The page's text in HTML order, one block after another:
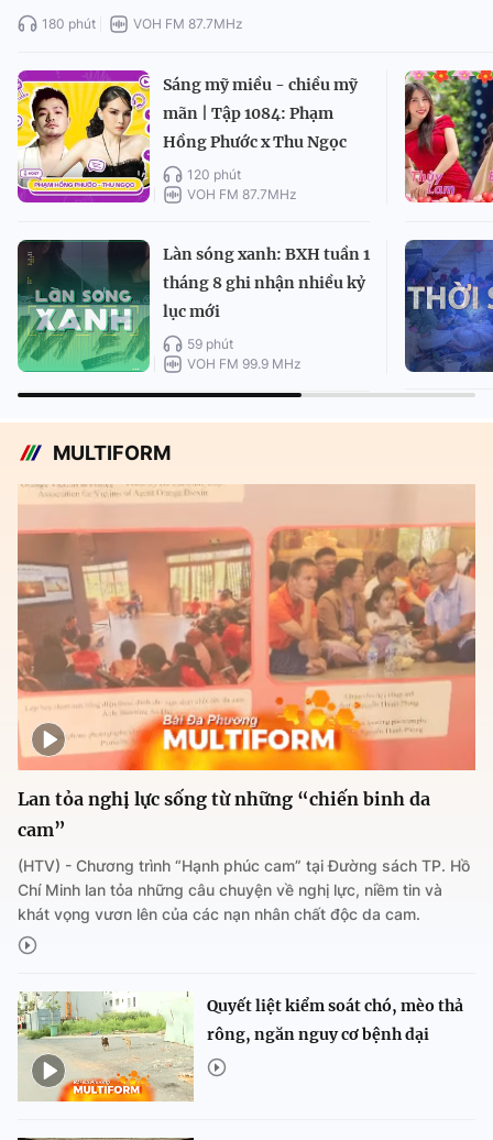
180 phút VOH FM 87.7MHz
Sáng mỹ miều - chiều mỹ
mãn | Tập 1084: Phạm
Hồng Phước x Thu Ngọc
120 phút
VOH FM 87.7MHz
Làn sóng xanh: BXH tuần 1
tháng 8 ghi nhận nhiều kỷ
lục mới
59 phút
VOH FM 99.9 MHz
MULTIFORM
Lan tỏa nghị lực sống từ những “chiến binh da
cam”
(HTV) - Chương trình “Hạnh phúc cam” tại Đường sách TP. Hồ
Chí Minh lan tỏa những câu chuyện về nghị lực, niềm tin và
khát vọng vươn lên của các nạn nhân chất độc da cam.
Quyết liệt kiểm soát chó, mèo thả
rông, ngăn nguy cơ bệnh dại